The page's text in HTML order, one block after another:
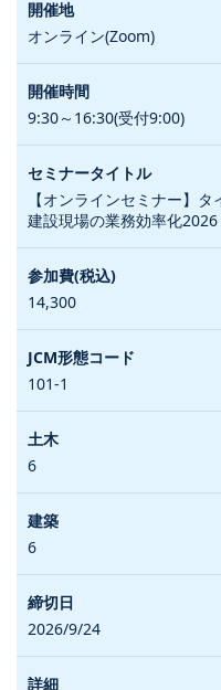
オンライン(Zoom)
9:30～16:30(受付9:00)
【オンラインセミナー】
建設現場の業務効率化2026
14,300
101-1
6
6
2026/9/24